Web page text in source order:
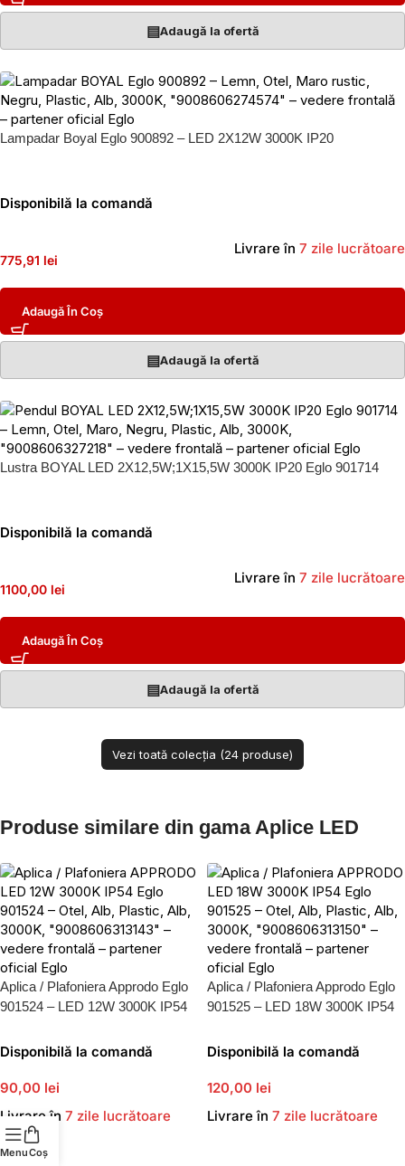
▤Adaugă la ofertă
Lampadar Boyal Eglo 900892 – LED 2X12W 3000K IP20
Disponibilă la comandă
775,91 lei
Livrare în 7 zile lucrătoare
Adaugă În Coș
▤Adaugă la ofertă
Lustra BOYAL LED 2X12,5W;1X15,5W 3000K IP20 Eglo 901714
Disponibilă la comandă
1100,00 lei
Livrare în 7 zile lucrătoare
Adaugă În Coș
▤Adaugă la ofertă
Vezi toată colecția (24 produse)
Produse similare din gama Aplice LED
Aplica / Plafoniera Approdo Eglo
901524 – LED 12W 3000K IP54
Disponibilă la comandă
90,00 lei
Livrare în 7 zile lucrătoare
Aplica / Plafoniera Approdo Eglo
901525 – LED 18W 3000K IP54
Disponibilă la comandă
120,00 lei
Livrare în 7 zile lucrătoare
MenuCoș